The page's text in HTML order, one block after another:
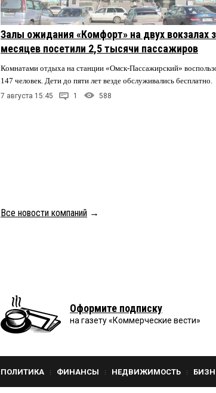
Залы ожидания «Комфорт» на двух вокзалах
месяцев посетили 2,5 тысячи пассажиров
Комнатами отдыха на станции «Омск-Пассажирский»
147 человек. Дети до пяти лет везде обслуживались бесплатно.
7 августа 15:45 1 588
Все новости компаний →
Оформите подписку
на газету «Коммерческие вести»
ПОЛИТИКА ФИНАНСЫ НЕДВИЖИМОСТЬ